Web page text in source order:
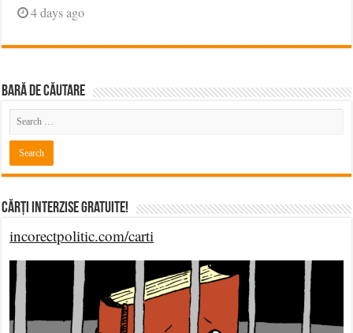
4 days ago
BARĂ DE CĂUTARE
Cărți Interzise Gratuite!
incorectpolitic.com/carti